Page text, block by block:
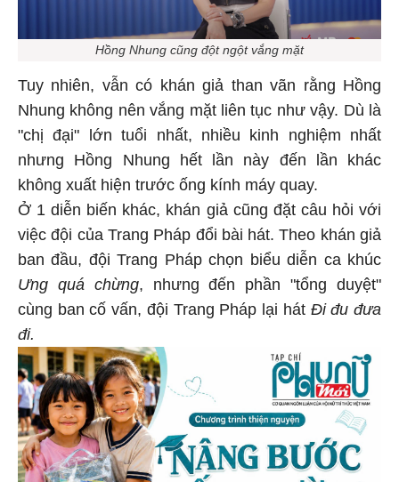
Hồng Nhung cũng đột ngột vắng mặt
Tuy nhiên, vẫn có khán giả than vãn rằng Hồng
Nhung không nên vắng mặt liên tục như vậy. Dù là
"chị đại" lớn tuổi nhất, nhiều kinh nghiệm nhất
nhưng Hồng Nhung hết lần này đến lần khác
không xuất hiện trước ống kính máy quay.
Ở 1 diễn biến khác, khán giả cũng đặt câu hỏi với
việc đội của Trang Pháp đổi bài hát. Theo khán giả
ban đầu, đội Trang Pháp chọn biểu diễn ca khúc
Ưng quá chừng, nhưng đến phần "tổng duyệt"
cùng ban cố vấn, đội Trang Pháp lại hát Đi đu đưa
đi.